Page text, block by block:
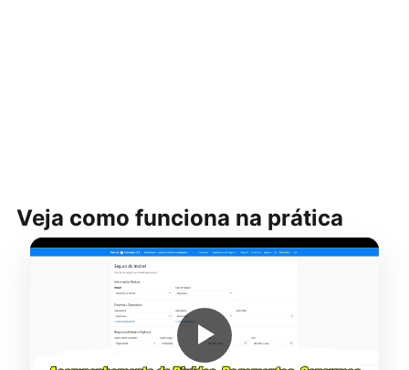
Veja como funciona na prática